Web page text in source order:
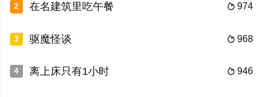
2  974
在名建筑里吃午餐
3  968
驱魔怪谈
4  946
离上床只有1小时